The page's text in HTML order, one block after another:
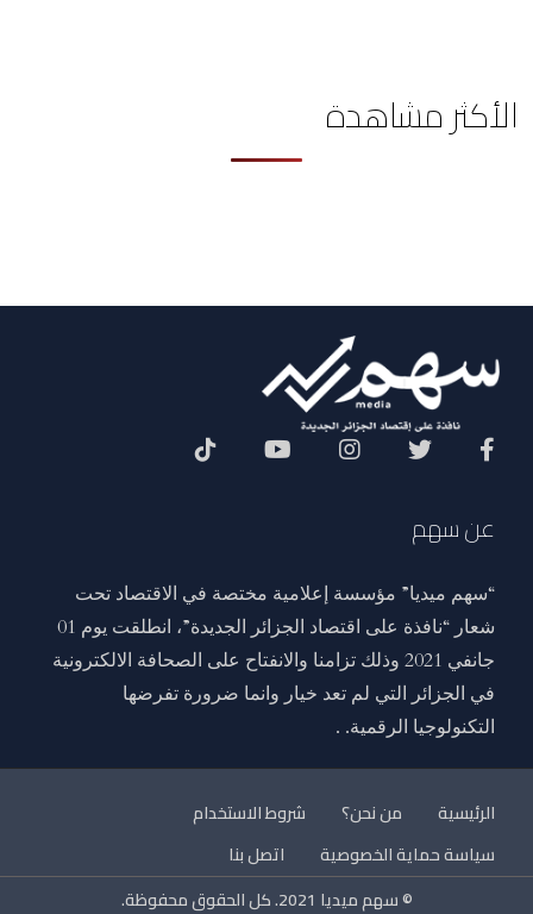
الأكثر مشاهدة
عن سهم
“سهم ميديا” مؤسسة إعلامية مختصة في الاقتصاد تحت
شعار “نافذة على اقتصاد الجزائر الجديدة”، انطلقت يوم 01
جانفي 2021 وذلك تزامنا والانفتاح على الصحافة الالكترونية
في الجزائر التي لم تعد خيار وانما ضرورة تفرضها
التكنولوجيا الرقمية. .
الرئيسية من نحن؟
شروط الاستخدام
سياسة حماية الخصوصية
اتصل بنا
© سهم ميديا 2021. كل الحقوق محفوظة.